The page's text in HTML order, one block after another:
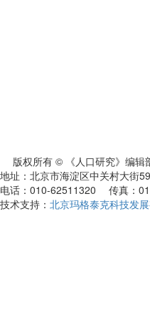
版权所有 © 《人口研究》编辑
地址：北京市海淀区中关村大街
电话：010-62511320 传真：
技术支持： 北京玛格泰克科技发